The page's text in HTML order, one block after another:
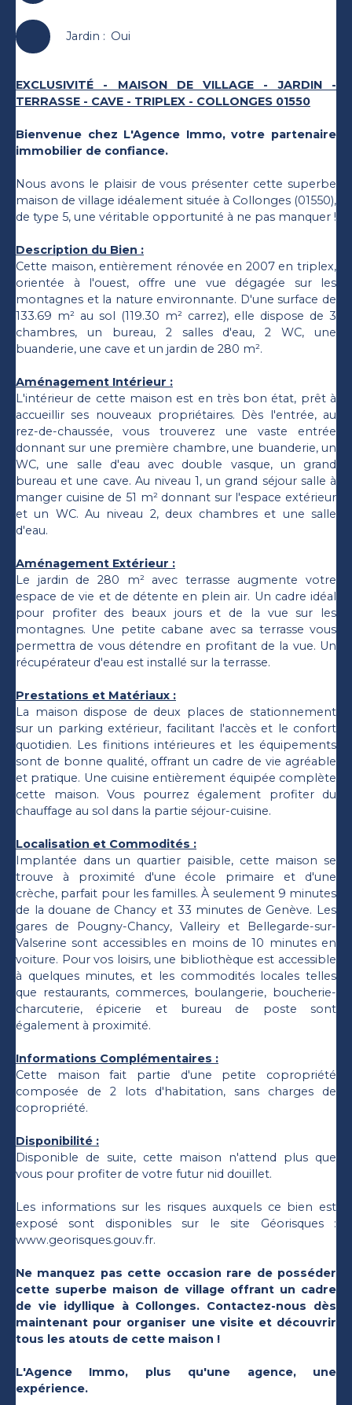
Jardin : Oui
EXCLUSIVITÉ - MAISON DE VILLAGE - JARDIN -
TERRASSE - CAVE - TRIPLEX - COLLONGES 01550
Bienvenue chez L'Agence Immo, votre partenaire
immobilier de confiance.
Nous avons le plaisir de vous présenter cette superbe
maison de village idéalement située à Collonges (01550),
de type 5, une véritable opportunité à ne pas manquer !
Description du Bien :
Cette maison, entièrement rénovée en 2007 en triplex,
orientée à l'ouest, offre une vue dégagée sur les
montagnes et la nature environnante. D'une surface de
133.69 m² au sol (119.30 m² carrez), elle dispose de 3
chambres, un bureau, 2 salles d'eau, 2 WC, une
buanderie, une cave et un jardin de 280 m².
Aménagement Intérieur :
L'intérieur de cette maison est en très bon état, prêt à
accueillir ses nouveaux propriétaires. Dès l'entrée, au
rez-de-chaussée, vous trouverez une vaste entrée
donnant sur une première chambre, une buanderie, un
WC, une salle d'eau avec double vasque, un grand
bureau et une cave. Au niveau 1, un grand séjour salle à
manger cuisine de 51 m² donnant sur l'espace extérieur
et un WC. Au niveau 2, deux chambres et une salle
d'eau.
Aménagement Extérieur :
Le jardin de 280 m² avec terrasse augmente votre
espace de vie et de détente en plein air. Un cadre idéal
pour profiter des beaux jours et de la vue sur les
montagnes. Une petite cabane avec sa terrasse vous
permettra de vous détendre en profitant de la vue. Un
récupérateur d'eau est installé sur la terrasse.
Prestations et Matériaux :
La maison dispose de deux places de stationnement
sur un parking extérieur, facilitant l'accès et le confort
quotidien. Les finitions intérieures et les équipements
sont de bonne qualité, offrant un cadre de vie agréable
et pratique. Une cuisine entièrement équipée complète
cette maison. Vous pourrez également profiter du
chauffage au sol dans la partie séjour-cuisine.
Localisation et Commodités :
Implantée dans un quartier paisible, cette maison se
trouve à proximité d'une école primaire et d'une
crèche, parfait pour les familles. À seulement 9 minutes
de la douane de Chancy et 33 minutes de Genève. Les
gares de Pougny-Chancy, Valleiry et Bellegarde-sur-
Valserine sont accessibles en moins de 10 minutes en
voiture. Pour vos loisirs, une bibliothèque est accessible
à quelques minutes, et les commodités locales telles
que restaurants, commerces, boulangerie, boucherie-
charcuterie, épicerie et bureau de poste sont
également à proximité.
Informations Complémentaires :
Cette maison fait partie d'une petite copropriété
composée de 2 lots d'habitation, sans charges de
copropriété.
Disponibilité :
Disponible de suite, cette maison n'attend plus que
vous pour profiter de votre futur nid douillet.
Les informations sur les risques auxquels ce bien est
exposé sont disponibles sur le site Géorisques :
www.georisques.gouv.fr.
Ne manquez pas cette occasion rare de posséder
cette superbe maison de village offrant un cadre
de vie idyllique à Collonges. Contactez-nous dès
maintenant pour organiser une visite et découvrir
tous les atouts de cette maison !
L'Agence Immo, plus qu'une agence, une
expérience.